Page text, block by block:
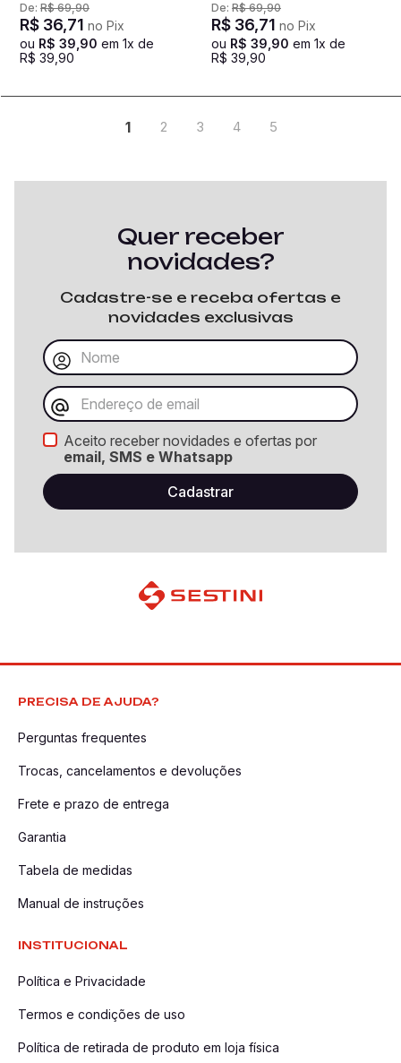
De: R$ 69,90
R$ 36,71 no Pix
ou R$ 39,90 em 1x de
R$ 39,90
Colorido
De: R$ 69,90
R$ 36,71 no Pix
ou R$ 39,90 em 1x de
R$ 39,90
1 2 3 4 5
Quer receber
novidades?
Cadastre-se e receba ofertas e
novidades exclusivas
Aceito receber novidades e ofertas por
email, SMS e Whatsapp
PRECISA DE AJUDA?
Perguntas frequentes
Trocas, cancelamentos e devoluções
Frete e prazo de entrega
Garantia
Tabela de medidas
Manual de instruções
INSTITUCIONAL
Política e Privacidade
Termos e condições de uso
Política de retirada de produto em loja física